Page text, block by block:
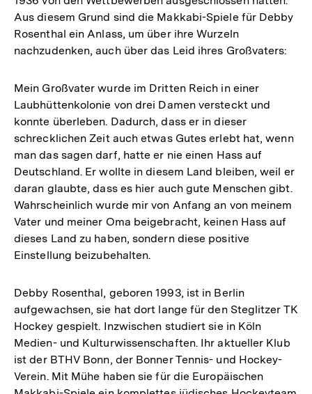
Aus diesem Grund sind die Makkabi-Spiele für Debby
Rosenthal ein Anlass, um über ihre Wurzeln
nachzudenken, auch über das Leid ihres Großvaters:
Mein Großvater wurde im Dritten Reich in einer
Laubhüttenkolonie von drei Damen versteckt und
konnte überleben. Dadurch, dass er in dieser
schrecklichen Zeit auch etwas Gutes erlebt hat, wenn
man das sagen darf, hatte er nie einen Hass auf
Deutschland. Er wollte in diesem Land bleiben, weil er
daran glaubte, dass es hier auch gute Menschen gibt.
Wahrscheinlich wurde mir von Anfang an von meinem
Vater und meiner Oma beigebracht, keinen Hass auf
dieses Land zu haben, sondern diese positive
Einstellung beizubehalten.
Debby Rosenthal, geboren 1993, ist in Berlin
aufgewachsen, sie hat dort lange für den Steglitzer TK
Hockey gespielt. Inzwischen studiert sie in Köln
Medien- und Kulturwissenschaften. Ihr aktueller Klub
ist der BTHV Bonn, der Bonner Tennis- und Hockey-
Verein. Mit Mühe haben sie für die Europäischen